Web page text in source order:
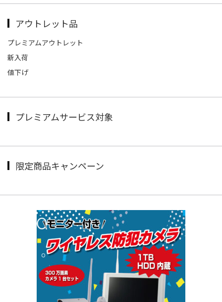
アウトレット品
プレミアムアウトレット
新入荷
値下げ
プレミアムサービス対象
限定商品キャンペーン